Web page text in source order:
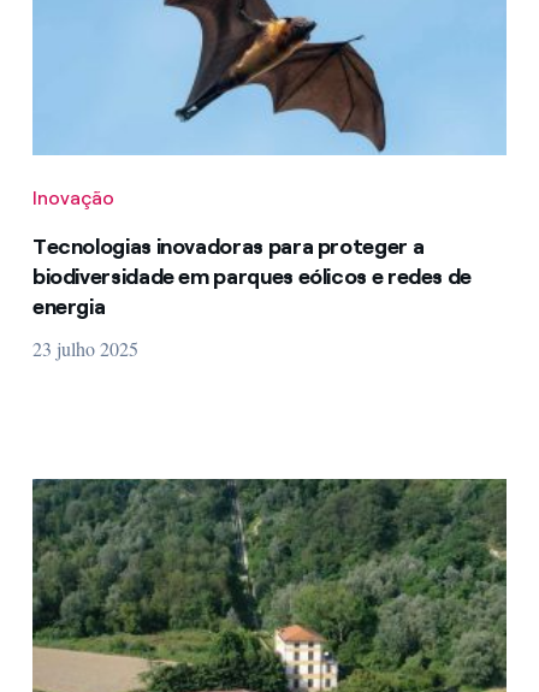
Inovação
Tecnologias inovadoras para proteger a
biodiversidade em parques eólicos e redes de
energia
23 julho 2025